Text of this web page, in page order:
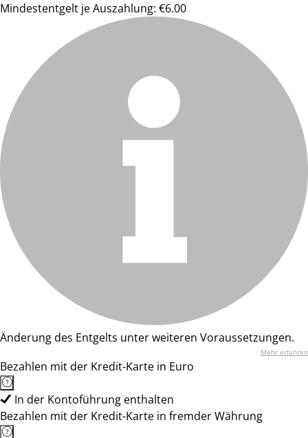
Mindestentgelt je Auszahlung: €6.00
Änderung des Entgelts unter weiteren Voraussetzungen.
Mehr erfahren
Bezahlen mit der Kredit-Karte in Euro
In der Kontoführung enthalten
Bezahlen mit der Kredit-Karte in fremder Währung